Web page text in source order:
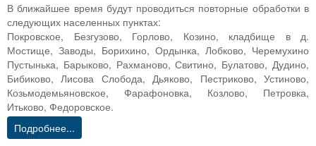
В ближайшее время будут проводиться повторные обработки в
следующих населенных пунктах:
Покровское, Безгузово, Горлово, Козино, кладбище в д.
Мостище, Заводы, Борихино, Ордынка, Лобково, Черемухино
Пустынька, Барыково, Рахманово, Свитино, Булатово, Дудино,
Бибиково, Лисова Слобода, Дьяково, Пестриково, Устиново,
Козьмодемьяновское, Фарафоновка, Козлово, Петровка,
Итьково, Федоровское.
Подробнее...